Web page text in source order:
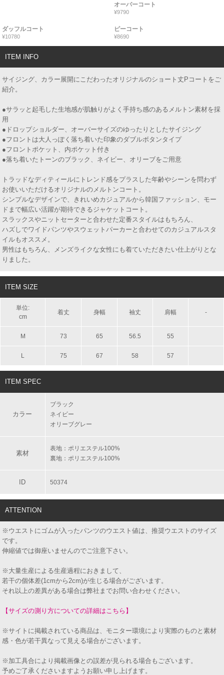
オーバーコート
¥9790
ダッフルコート
¥10780
ピーコート
¥8690
ITEM INFO
サイジング、カラー展開にこだわったオリジナルのショート丈Pコートをご
紹介。
●サラッと起毛した生地感が肌触りがよく手持ち感のあるメルトン素材を採
用
●ドロップショルダー、オーバーサイズのゆったりとしたサイジング
●フロントは大人っぽく落ち着いた印象のダブルボタンタイプ
●フロントポケット、内ポケット付き
●落ち着いたトーンのブラック、ネイビー、オリーブをご用意
トラッドなディティールにトレンド感をプラスした年齢やシーンを問わず
お使いいただけるオリジナルのメルトンコート。
シンプルなデザインで、きれいめカジュアルから韓国ファッション、モー
ドまで幅広い活躍が期待できるジャケットコート。
スラックスやニットセーターと合わせた定番スタイルはもちろん、
ハズしでワイドパンツやスウェットパーカーと合わせてのカジュアルスタ
イルもオススメ。
男性はもちろん、メンズライクな女性にも着ていただきたい仕上がりとな
りました。
ITEM SIZE
単位:
cm
着丈 身幅 袖丈 肩幅 -
M 73 65 56.5 55
L 75 67 58 57
ITEM SPEC
カラー
ブラック
ネイビー
オリーブグレー
素材
表地：ポリエステル100%
裏地：ポリエステル100%
ID 50374
ATTENTION
※ウエストにゴムが入ったパンツのウエスト値は、推奨ウエストのサイズ
です。
伸縮値では御座いませんのでご注意下さい。
※大量生産による生産過程におきまして、
若干の個体差(1cmから2cm)が生じる場合がございます。
それ以上の差異がある場合は弊社までお問い合わせください。
【サイズの測り方についての詳細はこちら】
※サイトに掲載されている商品は、モニター環境により実際のものと素材
感・色が若干異なって見える場合がございます。
※加工具合により掲載画像との誤差が見られる場合もございます。
予めご了承くださいますようお願い申し上げます。